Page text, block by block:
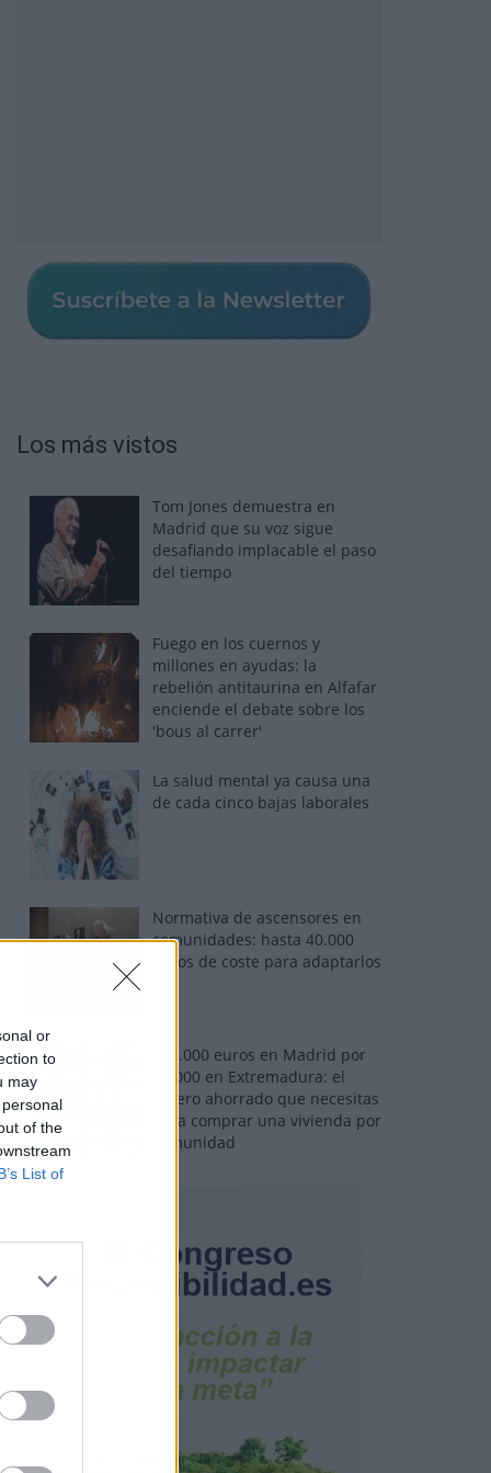
or
to
may
of the
List of
Los más vistos
Tom Jones demuestra en
Madrid que su voz sigue
desafiando implacable el paso
del tiempo
Fuego en los cuernos y
millones en ayudas: la
rebelión antitaurina en Alfafar
enciende el debate sobre los
'bous al carrer'
La salud mental ya causa una
de cada cinco bajas laborales
Normativa de ascensores en
comunidades: hasta 40.000
euros de coste para adaptarlos
110.000 euros en Madrid por
31.000 en Extremadura: el
dinero ahorrado que necesitas
para comprar una vivienda por
comunidad